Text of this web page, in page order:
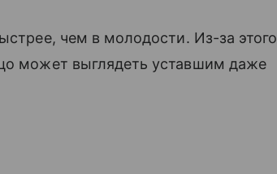
чем в молодости. Из-за этого
может выглядеть уставшим даже